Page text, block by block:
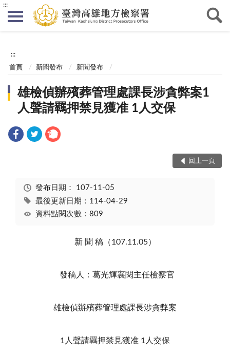
:::
:::
首頁 新聞發布 新聞發布
雄檢偵辦殯葬管理處課長涉貪弊案1
人聲請羈押禁見獲准 1人交保
回上一頁
發布日期： 107-11-05
最後更新日期：114-04-29
資料點閱次數：809
新 聞 稿（107.11.05）
發稿人：葛光輝襄閱主任檢察官
雄檢偵辦殯葬管理處課長涉貪弊案
1人聲請羈押禁見獲准 1人交保